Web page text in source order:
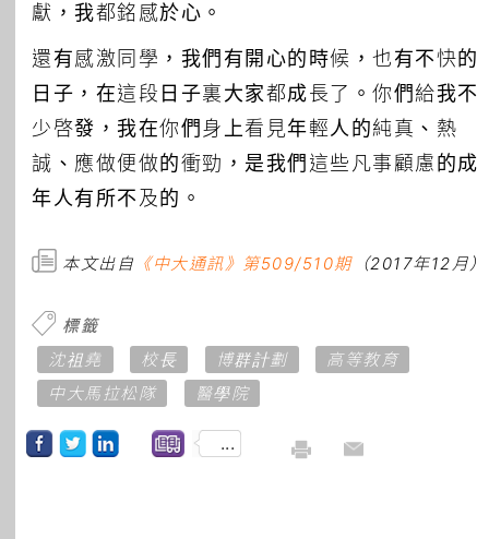
獻，我都銘感於心。
還有感激同學，我們有開心的時候，也有不快的
日子，在這段日子裏大家都成長了。你們給我不
少啓發，我在你們身上看見年輕人的純真、熱
誠、應做便做的衝勁，是我們這些凡事顧慮的成
年人有所不及的。
本文出自 《中大通訊》第509/510期（2017年12月）
標籤
沈祖堯
校長 博群計劃
高等教育
中大馬拉松隊
醫學院
...